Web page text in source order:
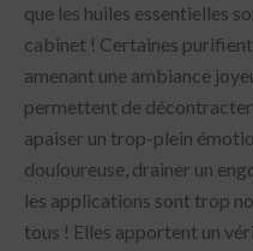
que les huiles essentielles
cabinet ! Certaines
amenant une ambiance
permettent de décontracter
apaiser un trop-plein
douloureuse, drainer un
les applications sont trop
tous ! Elles apportent un